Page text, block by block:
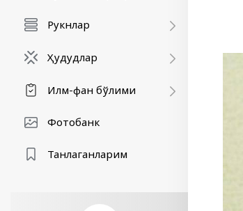
Рукнлар
Ҳудудлар
Илм-фан бўлими
Фотобанк
Танлаганларим